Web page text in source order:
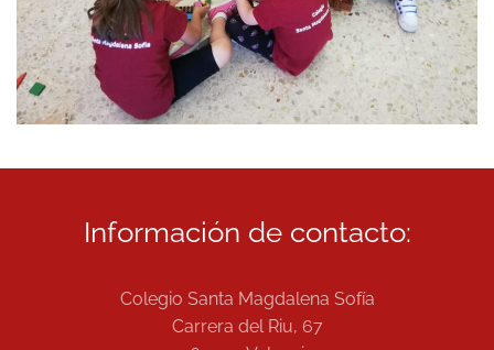
Información de contacto:
Colegio Santa Magdalena Sofía
Carrera del Riu, 67